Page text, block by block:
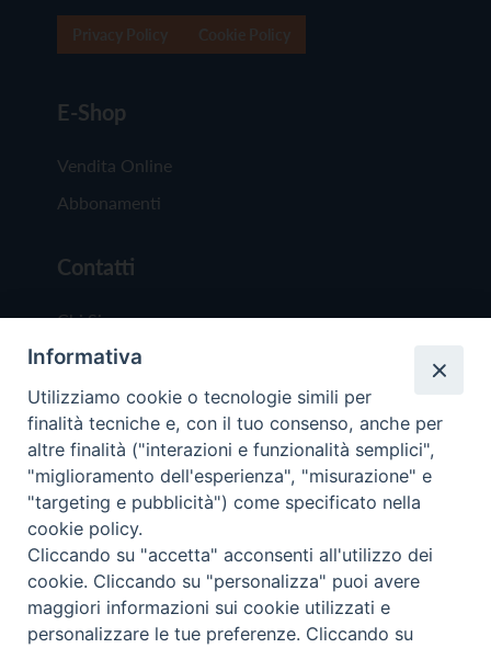
E-Shop
Vendita Online
Abbonamenti
Contatti
Chi Siamo
Redazione
Scrivici
Copyright © 2019 - Tutti i diritti riservati - Vita
Trentina Editrice
Privacy Policy
Informativa
Utilizziamo cookie o tecnologie simili per
finalità tecniche e, con il tuo consenso, anche per
altre finalità ("interazioni e funzionalità semplici",
"miglioramento dell'esperienza", "misurazione" e
"targeting e pubblicità") come specificato nella
cookie policy.
Cliccando su "accetta" acconsenti all'utilizzo dei
cookie. Cliccando su "personalizza" puoi avere
maggiori informazioni sui cookie utilizzati e
personalizzare le tue preferenze. Cliccando su